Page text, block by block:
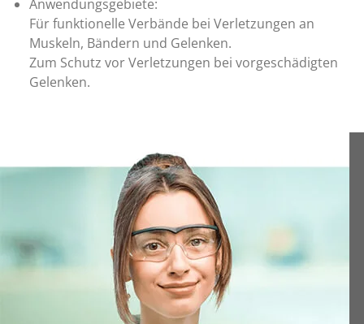
Anwendungsgebiete:
Für funktionelle Verbände bei Verletzungen an
Muskeln, Bändern und Gelenken.
Zum Schutz vor Verletzungen bei vorgeschädigten
Gelenken.